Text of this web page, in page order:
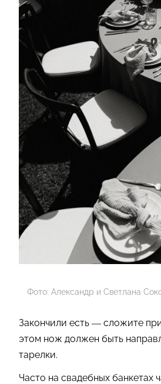
Фото: Александр и Светлана
Закончили есть — сложите
этом нож должен быть
тарелки.
Часто на свадебных банкетах